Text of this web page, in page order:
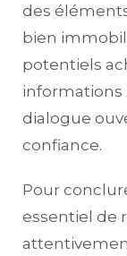
des
bien
potentiels
informations
dialogue
confiance.
Pour
essentiel de